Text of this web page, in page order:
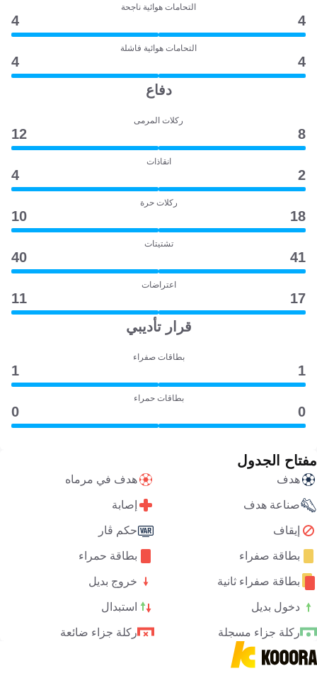
التحامات هوائية ناجحة
4
4
التحامات هوائية فاشلة
4
4
دفاع
ركلات المرمى
8
12
انقاذات
2
4
ركلات حرة
18
10
تشتيتات
41
40
اعتراضات
17
11
قرار تأديبي
بطاقات صفراء
1
1
بطاقات حمراء
0
0
مفتاح الجدول
هدف هدف في مرماه
صناعة هدف إصابة
إيقاف حكم ڤار
بطاقة صفراء بطاقة حمراء
بطاقة صفراء ثانية خروج بديل
دخول بديل استبدال
ركلة جزاء مسجلة ركلة جزاء ضائعة